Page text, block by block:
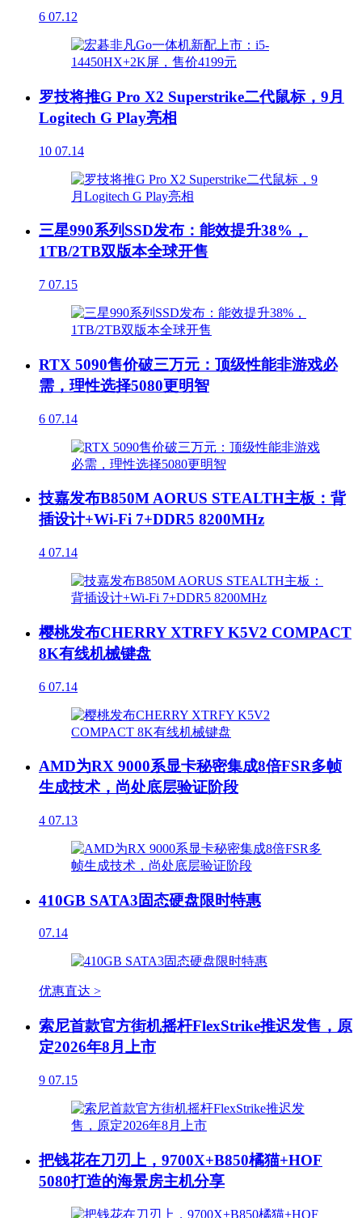
6 07.12
罗技将推G Pro X2 Superstrike二代鼠标，9月
Logitech G Play亮相
10 07.14
三星990系列SSD发布：能效提升38%，
1TB/2TB双版本全球开售
7 07.15
RTX 5090售价破三万元：顶级性能非游戏必
需，理性选择5080更明智
6 07.14
技嘉发布B850M AORUS STEALTH主板：背
插设计+Wi-Fi 7+DDR5 8200MHz
4 07.14
樱桃发布CHERRY XTRFY K5V2 COMPACT
8K有线机械键盘
6 07.14
AMD为RX 9000系显卡秘密集成8倍FSR多帧
生成技术，尚处底层验证阶段
4 07.13
410GB SATA3固态硬盘限时特惠
07.14
优惠直达 >
索尼首款官方街机摇杆FlexStrike推迟发售，原
定2026年8月上市
9 07.15
把钱花在刀刃上，9700X+B850橘猫+HOF
5080打造的海景房主机分享